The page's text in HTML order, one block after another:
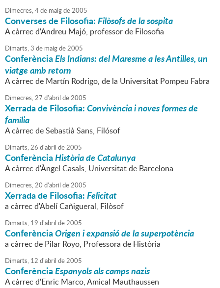
Dimecres,4de maigde2005
Converses de Filosofia:Filòsofs de la sospita
A càrrec d'Andreu Majó, professor de Filosofia
Dimarts,3 de maigde2005
ConferènciaEls Indians: del Maresme a les Antilles, un
viatge amb retorn
A càrrec de Martín Rodrigo, de la Universitat Pompeu Fabra
Dimecres,27 d'abril de2005
Xerrada de Filosofia:Convivència i noves formes de
família
A càrrec de Sebastià Sans, Filósof
Dimarts,26 d'abril de2005
ConferènciaHistòria de Catalunya
A càrrec d'Àngel Casals, Universitat de Barcelona
Dimecres,20 d'abril de2005
Xerrada de Filosofia:Felicitat
a càrrec d'Abelí Cañigueral, Filòsof
Dimarts, 19 d'abril de2005
ConferènciaOrigen i expansió de la superpotència
a càrrec de Pilar Royo, Professora de Història
Dimarts, 12 d'abril de2005
ConferènciaEspanyols als camps nazis
A càrrec d'Enric Marco, Amical Mauthaussen